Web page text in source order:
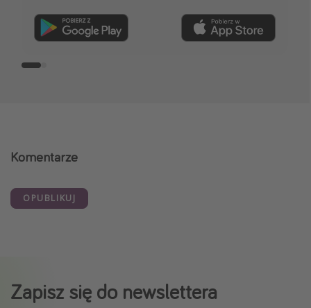
Komentarze
OPUBLIKUJ
Zapisz się do newslettera